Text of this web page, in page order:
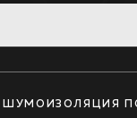
ШУМОИЗОЛЯЦИЯ